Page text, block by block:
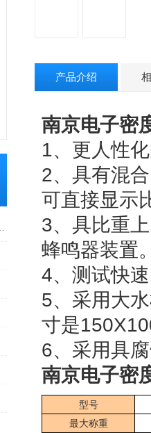
产品介绍
南京电子密
1、更人性
2、具有混
可直接显示
3、具比重
蜂鸣器装置
4、测试快
5、采用大
寸是
6、采用具
南京电子密
型号
最大称重